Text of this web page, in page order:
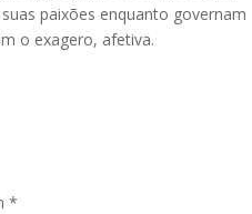
paixões enquanto governam
o exagero, afetiva.
*